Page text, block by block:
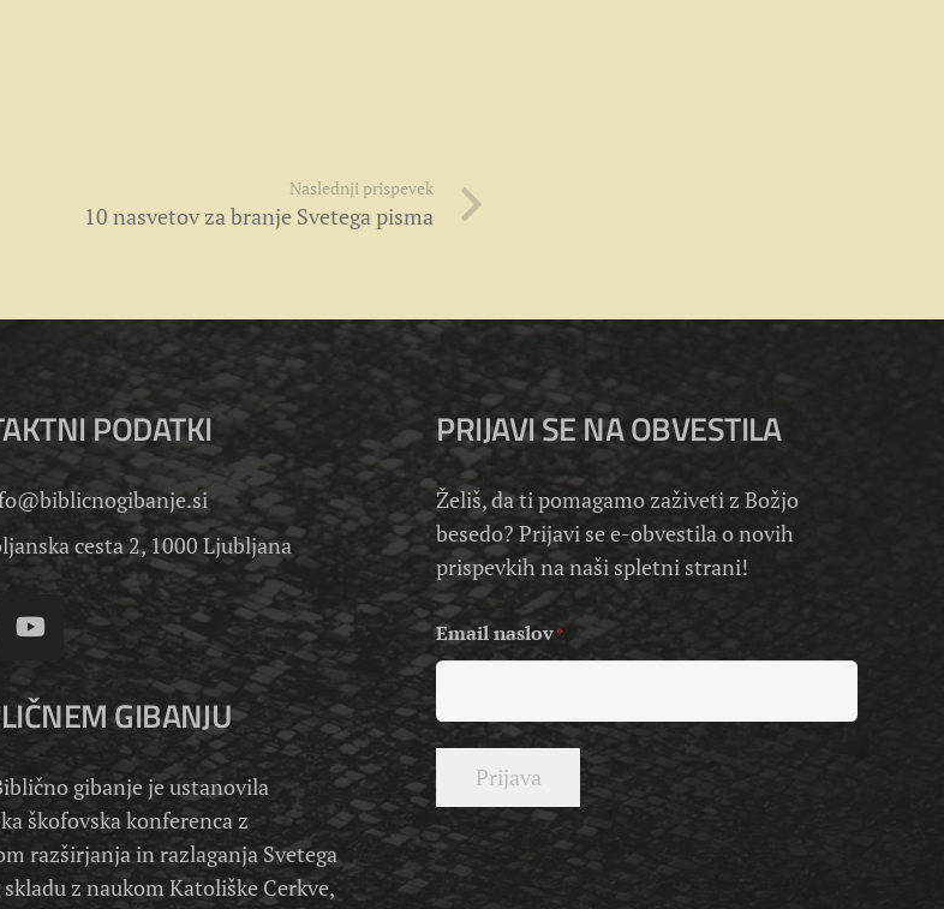
Naslednji prispevek
10 nasvetov za branje Svetega pisma
PODATKI
cesta 2, 1000 Ljubljana
GIBANJU
gibanje je ustanovila
škofovska konferenca z
razširjanja in razlaganja Svetega
z naukom Katoliške Cerkve,
PRIJAVI SE NA OBVESTILA
Želiš, da ti pomagamo zaživeti z Božjo
besedo? Prijavi se e-obvestila o novih
prispevkih na naši spletni strani!
Email naslov*
Prijava